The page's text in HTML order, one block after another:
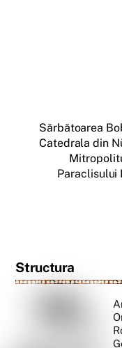
Sărbătoarea
Catedrala din
Paraclisului
Structura